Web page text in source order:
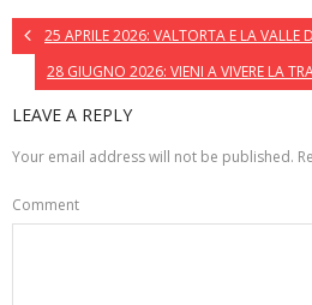
25 APRILE 2026: VALTORTA E LA VALLE
28 GIUGNO 2026: VIENI A VIVERE LA
LEAVE A REPLY
Your email address will not be published.
Comment